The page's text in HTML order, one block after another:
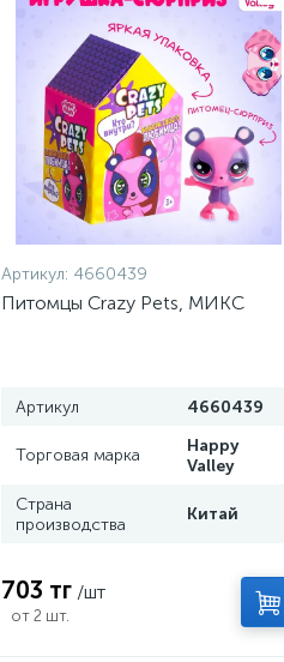
Артикул: 4660439
Питомцы Crazy Pets, МИКС
Артикул 4660439
Торговая марка
Happy
Valley
Страна
производства
Китай
703 тг /шт
от 2 шт.